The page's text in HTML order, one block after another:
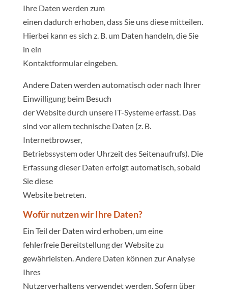
Ihre Daten werden zum
einen dadurch erhoben, dass Sie uns diese mitteilen.
Hierbei kann es sich z. B. um Daten handeln, die Sie
in ein
Kontaktformular eingeben.
Andere Daten werden automatisch oder nach Ihrer
Einwilligung beim Besuch
der Website durch unsere IT-Systeme erfasst. Das
sind vor allem technische Daten (z. B.
Internetbrowser,
Betriebssystem oder Uhrzeit des Seitenaufrufs). Die
Erfassung dieser Daten erfolgt automatisch, sobald
Sie diese
Website betreten.
Wofür nutzen wir Ihre Daten?
Ein Teil der Daten wird erhoben, um eine
fehlerfreie Bereitstellung der Website zu
gewährleisten. Andere Daten können zur Analyse
Ihres
Nutzerverhaltens verwendet werden. Sofern über